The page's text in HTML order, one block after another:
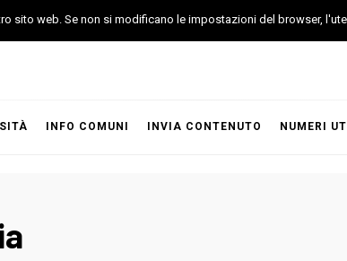
INFO COMUNI INVIA CONTENUTO NUMERI
sito web. Se non si modificano le impostazioni del browser,